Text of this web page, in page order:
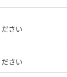
さい
さい